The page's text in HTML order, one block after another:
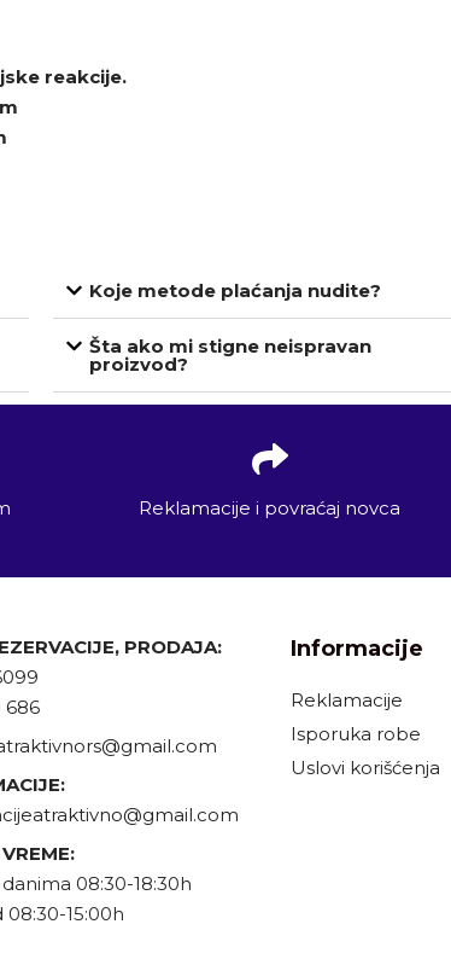
reakcije.
Koje metode plaćanja nudite?
Šta ako mi stigne neispravan
proizvod?
Reklamacije i povraćaj novca
PRODAJA:
686
08:30-18:30h
15:00h
Informacije
Reklamacije
Isporuka robe
Uslovi korišćenja